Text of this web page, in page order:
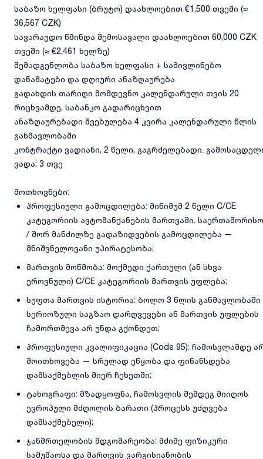
საბაზო ხელფასი (ბრუტო) დაახლოებით €1,500 თვეში (≈
36,567 CZK)
სავარაუდო წმინდა შემოსავალი დაახლოებით 60,000 CZK
თვეში (≈ €2,461 ხელზე)
შემადგენლობა საბაზო ხელფასი + სამივლინებო
დანამატები და დღიური ანაზღაურება
გადახდის თარიღი მომდევნო კალენდარული თვის 20
რიცხვამდე, საბანკო გადარიცხვით
ანაზღაურებადი შვებულება 4 კვირა კალენდარული წლის
განმავლობაში
კონტრაქტი ვადიანი, 2 წელი, გაგრძელებადი.
ვადა: 3 თვე
მოთხოვნები:
პროფესიული გამოცდილება: მინიმუმ 2 წელი C/CE
კატეგორიის ავტომანქანების მართვაში. საერთაშორისო
/ შორ მანძილზე გადაზიდვების გამოცდილება —
მნიშვნელოვანი უპირატესობა;
მართვის მოწმობა: მოქმედი ქართული (ან სხვა
ეროვნული) C/CE კატეგორიის მართვის უფლება;
სუფთა მართვის ისტორია: ბოლო 3 წლის განმავლობაში
სერიოზული საგზაო დარღვევები ან მართვის უფლების
ჩამორთმევა არ უნდა გქონდეთ;
პროფესიული კვალიფიკაცია (Code 95): ჩამოსვლამდე
მოითხოვება — სრულად ეწყობა და ფინანსდება
დამსაქმებლის მიერ ჩეხეთში;
ტახოგრაფი: მზადყოფნა, ჩამოსვლის შემდეგ მიიღოს
ევროპული მძღოლის ბარათი (პროცესს უძღვება
დამსაქმებელი);
ჯანმრთელობის მდგომარეობა: მძიმე ფიზიკური
სამუშაოსა და მართვის ვარგისიანობის